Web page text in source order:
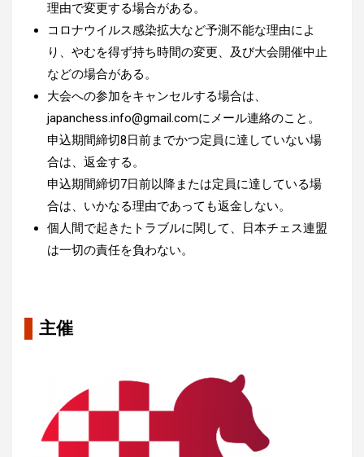
理由で変更する場合がある。
コロナウイルス感染拡大など予測不能な理由によ
り、やむを得ず持ち時間の変更、及び大会開催中止
などの場合がある。
大会への参加をキャンセルする場合は、
japanchess.info@gmail.comにメール連絡のこと。
申込期間締切8日前までかつ定員に達していない場
合は、返金する。
申込期間締切7日前以降または定員に達している場
合は、いかなる理由であっても返金しない。
個人間で起きたトラブルに関して、日本チェス連盟
は一切の責任を負わない。
主催